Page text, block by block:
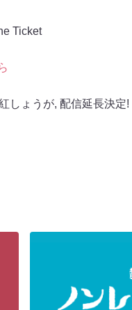
Ticket
しょうが, 配信延長決定!